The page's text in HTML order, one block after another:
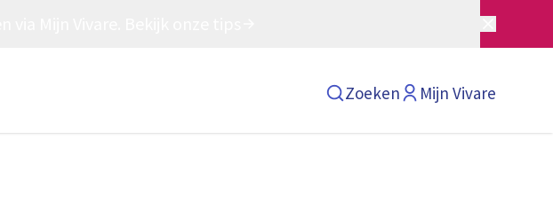
Zoeken Mijn Vivare